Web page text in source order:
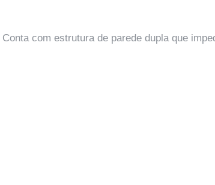
com estrutura de parede dupla que